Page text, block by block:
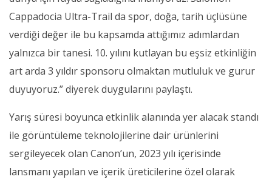
Cappadocia Ultra-Trail da spor, doğa, tarih üçlüsüne
verdiği değer ile bu kapsamda attığımız adımlardan
yalnızca bir tanesi. 10. yılını kutlayan bu eşsiz etkinliğin
art arda 3 yıldır sponsoru olmaktan mutluluk ve gurur
duyuyoruz.” diyerek duygularını paylaştı.
Yarış süresi boyunca etkinlik alanında yer alacak standı
ile görüntüleme teknolojilerine dair ürünlerini
sergileyecek olan Canon’un, 2023 yılı içerisinde
lansmanı yapılan ve içerik üreticilerine özel olarak